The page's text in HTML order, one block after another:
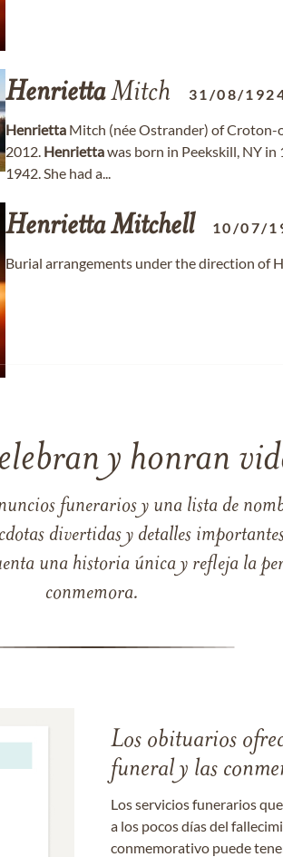
HenriettaMitch 31/08/
Henrietta Mitch (née Ostrander) of Croton-
2012. Henriettawas born in Peekskill, NY in
1942. She had a...
HenriettaMitchell 10/07/
Burial arrangements under the direction of
y honran
funerarios y una lista de
divertidas y detalles
una historia única y refleja la
conmemora.
Los obituarios
funeral y las
Los servicios funerarios
a los pocos días del
conmemorativo puede